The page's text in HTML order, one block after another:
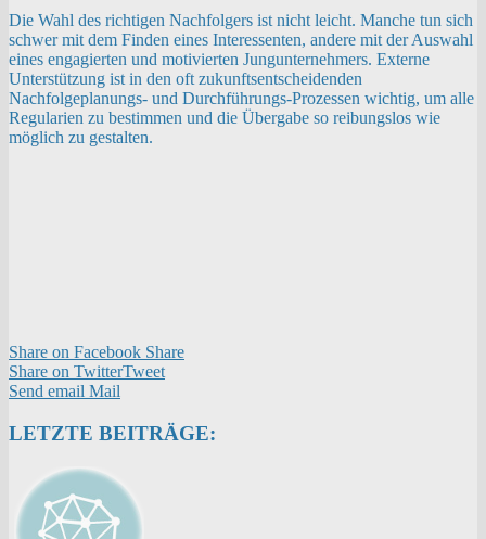
Die Wahl des richtigen Nachfolgers ist nicht leicht. Manche tun sich
schwer mit dem Finden eines Interessenten, andere mit der Auswahl
eines engagierten und motivierten Jungunternehmers. Externe
Unterstützung ist in den oft zukunftsentscheidenden
Nachfolgeplanungs- und Durchführungs-Prozessen wichtig, um alle
Regularien zu bestimmen und die Übergabe so reibungslos wie
möglich zu gestalten.
Share on Facebook Share
Share on TwitterTweet
Send email Mail
LETZTE BEITRÄGE: